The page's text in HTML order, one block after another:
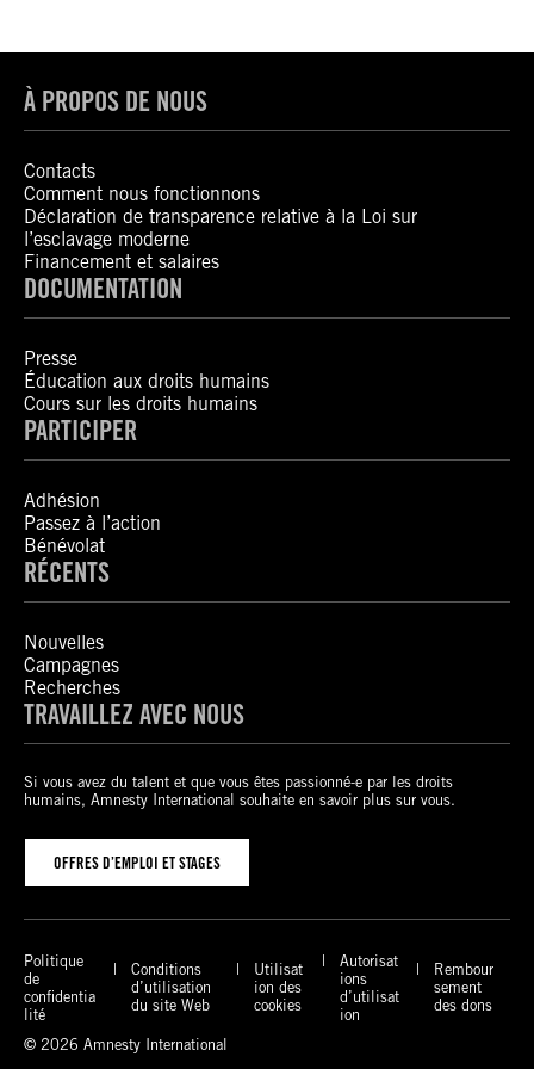
À PROPOS DE NOUS
Contacts
Comment nous fonctionnons
Déclaration de transparence relative à la Loi sur
l’esclavage moderne
Financement et salaires
DOCUMENTATION
Presse
Éducation aux droits humains
Cours sur les droits humains
PARTICIPER
Adhésion
Passez à l’action
Bénévolat
RÉCENTS
Nouvelles
Campagnes
Recherches
TRAVAILLEZ AVEC NOUS
Si vous avez du talent et que vous êtes passionné-e par les droits
humains, Amnesty International souhaite en savoir plus sur vous.
OFFRES D’EMPLOI ET STAGES
Politique
de
confidentia
lité
Conditions
d’utilisation
du site Web
Utilisat
ion des
cookies
Autorisat
ions
d’utilisat
ion
Rembour
sement
des dons
© 2026 Amnesty International